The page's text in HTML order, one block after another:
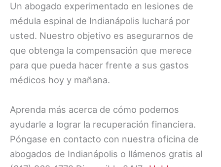
Un abogado experimentado en lesiones de
médula espinal de Indianápolis luchará por
usted. Nuestro objetivo es asegurarnos de
que obtenga la compensación que merece
para que pueda hacer frente a sus gastos
médicos hoy y mañana.
Aprenda más acerca de cómo podemos
ayudarle a lograr la recuperación financiera.
Póngase en contacto con nuestra oficina de
abogados de Indianápolis o llámenos gratis al